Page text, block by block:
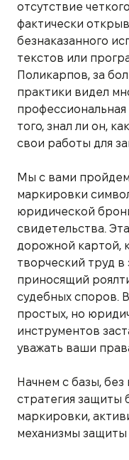
отсутствие
фактически
безнаказанного
текстов или
Поликарпов, за
практики видел
того, знал ли он,
свои работы для
Мы с вами
маркировки
юридической
свидетельства.
дорожной картой,
творческий труд
приносящий
судебных споров.
простых, но
инструментов
уважать ваши
Начнем с базы,
стратегия защиты
маркировки,
механизмы защиты